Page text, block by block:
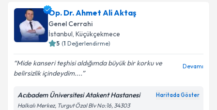
Op. Dr. Ahmet Ali Aktaş
Genel Cerrahi
İstanbul, Küçükçekmece
5 (1 Değerlendirme)
Mide kanseri teşhisi aldığımda büyük bir korku ve
belirsizlik içindeydim....
Devamı
Acıbadem Üniversitesi Atakent Hastanesi Haritada Göster
Halkalı Merkez, Turgut Özal Blv No:16, 34303